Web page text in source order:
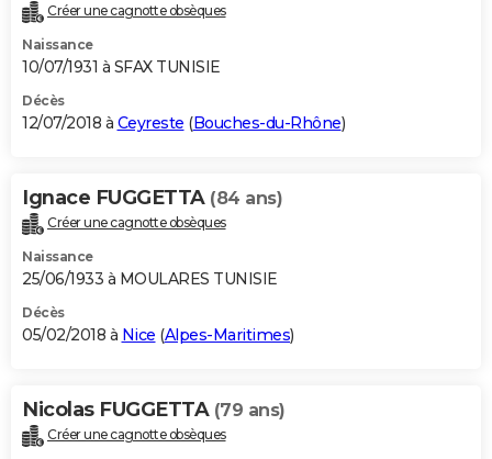
Créer une cagnotte obsèques
Naissance
10/07/1931 à SFAX TUNISIE
Décès
12/07/2018 à Ceyreste (Bouches-du-Rhône)
Ignace FUGGETTA (84 ans)
Créer une cagnotte obsèques
Naissance
25/06/1933 à MOULARES TUNISIE
Décès
05/02/2018 à Nice (Alpes-Maritimes)
Nicolas FUGGETTA (79 ans)
Créer une cagnotte obsèques